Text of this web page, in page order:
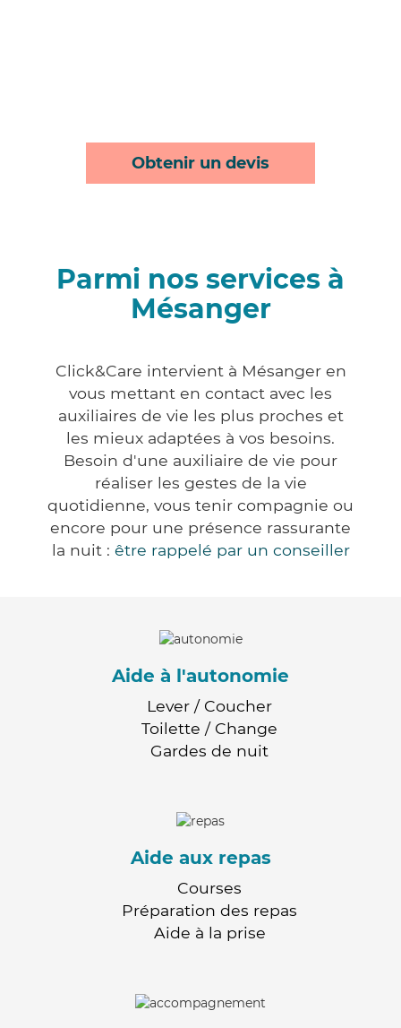
Obtenir un devis
Parmi nos services à
Mésanger
Click&Care intervient à Mésanger en
vous mettant en contact avec les
auxiliaires de vie les plus proches et
les mieux adaptées à vos besoins.
Besoin d'une auxiliaire de vie pour
réaliser les gestes de la vie
quotidienne, vous tenir compagnie ou
encore pour une présence rassurante
la nuit : être rappelé par un conseiller
Aide à l'autonomie
Lever / Coucher
Toilette / Change
Gardes de nuit
Aide aux repas
Courses
Préparation des repas
Aide à la prise